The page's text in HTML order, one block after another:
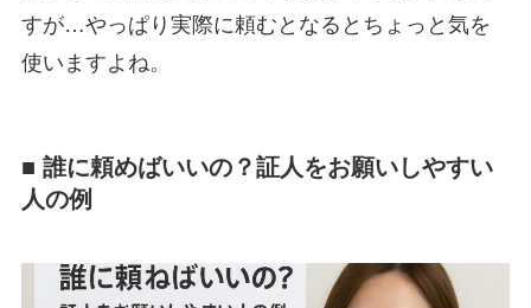
すが…やっぱり実際に頼むとなるとちょっと気を
使いますよね。
■ 誰に頼めばいいの？証人をお願いしやすい
人の例